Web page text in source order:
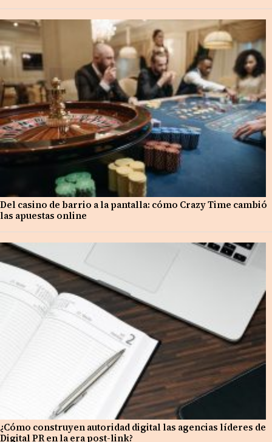
Del casino de barrio a la pantalla: cómo Crazy Time cambió
las apuestas online
¿Cómo construyen autoridad digital las agencias líderes de
Digital PR en la era post-link?